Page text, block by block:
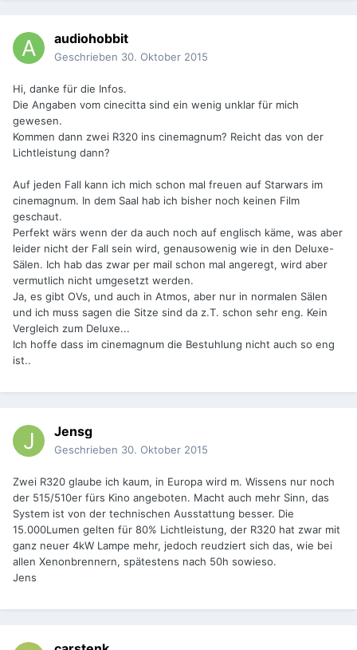
audiohobbit
Geschrieben 30. Oktober 2015
Hi, danke für die Infos.
Die Angaben vom cinecitta sind ein wenig unklar für mich
gewesen.
Kommen dann zwei R320 ins cinemagnum? Reicht das von der
Lichtleistung dann?
Auf jeden Fall kann ich mich schon mal freuen auf Starwars im
cinemagnum. In dem Saal hab ich bisher noch keinen Film
geschaut.
Perfekt wärs wenn der da auch noch auf englisch käme, was aber
leider nicht der Fall sein wird, genausowenig wie in den Deluxe-
Sälen. Ich hab das zwar per mail schon mal angeregt, wird aber
vermutlich nicht umgesetzt werden.
Ja, es gibt OVs, und auch in Atmos, aber nur in normalen Sälen
und ich muss sagen die Sitze sind da z.T. schon sehr eng. Kein
Vergleich zum Deluxe...
Ich hoffe dass im cinemagnum die Bestuhlung nicht auch so eng
ist..
Jensg
Geschrieben 30. Oktober 2015
Zwei R320 glaube ich kaum, in Europa wird m. Wissens nur noch
der 515/510er fürs Kino angeboten. Macht auch mehr Sinn, das
System ist von der technischen Ausstattung besser. Die
15.000Lumen gelten für 80% Lichtleistung, der R320 hat zwar mit
ganz neuer 4kW Lampe mehr, jedoch reudziert sich das, wie bei
allen Xenonbrennern, spätestens nach 50h sowieso.
Jens